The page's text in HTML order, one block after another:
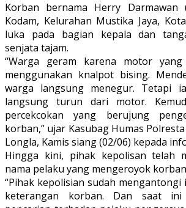
Korban bernama Herry Darmawan
Kodam, Kelurahan Mustika Jaya,
luka pada bagian kepala dan
senjata tajam.
“Warga geram karena motor
menggunakan knalpot bising.
warga langsung menegur. Tetapi
langsung turun dari motor.
percekcokan yang berujung
korban,” ujar Kasubag Humas
Longla, Kamis siang (02/06) kepada
Hingga kini, pihak kepolisan telah
nama pelaku yang mengeroyok
“Pihak kepolisian sudah
keterangan korban. Dan saat ini